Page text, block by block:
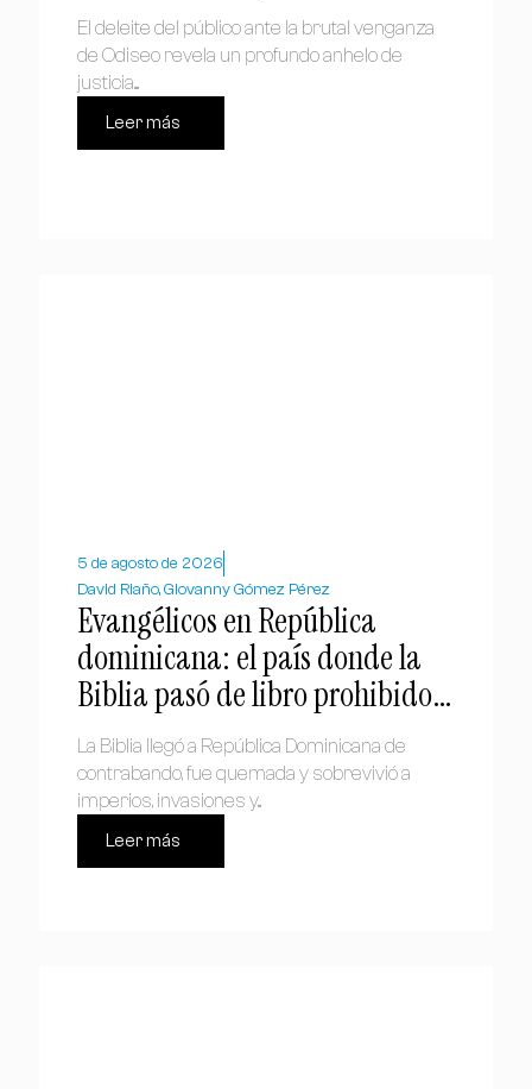
El deleite del público ante la brutal venganza
de Odiseo revela un profundo anhelo de
justicia....
Leer más
5 de agosto de 2026
David Riaño, Giovanny Gómez Pérez
Evangélicos en República
dominicana: el país donde la
Biblia pasó de libro prohibido a
símbolo nacional
La Biblia llegó a República Dominicana de
contrabando, fue quemada y sobrevivió a
imperios, invasiones y...
Leer más